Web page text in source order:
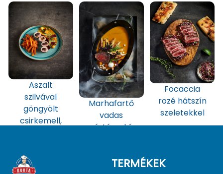
Aszalt
szilvával
göngyölt
csirkemell,
Marhafartő
vadas
mártással és
Focaccia
rozé hátszín
szeletekkel
TERMÉKEK